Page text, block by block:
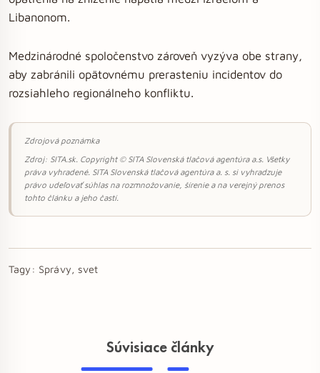
Libanonom.
Medzinárodné spoločenstvo zároveň vyzýva obe strany,
aby zabránili opätovnému prerasteniu incidentov do
rozsiahleho regionálneho konfliktu.
Zdrojová poznámka
Zdroj: SITA.sk. Copyright © SITA Slovenská tlačová agentúra a.s. Všetky
práva vyhradené. SITA Slovenská tlačová agentúra a. s. si vyhradzuje
právo udeľovať súhlas na rozmnožovanie, šírenie a na verejný prenos
tohto článku a jeho častí.
Tagy: Správy, svet
Súvisiace články